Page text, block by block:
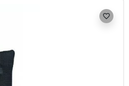
favorite_border